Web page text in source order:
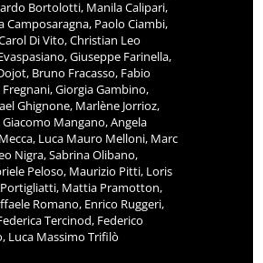
Bortolotti, Manila Calipari,
Camposaragna, Paolo Ciambi,
Di Vito, Christian Leo
Giuseppe Farinella,
Bruno Fracasso, Fabio
Giorgia Gambino,
Ghignone, Marlène Jorrioz,
Mangano, Angela
Luca Mauro Melloni, Marc
Nigra, Sabrina Olibano,
Peloso, Maurizio Pitti, Loris
Mattia Pramotton,
Romano, Enrico Ruggeri,
Tercinod, Federico
Luca Massimo Trifilò